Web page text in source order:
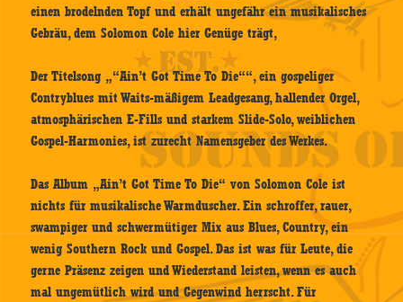
einen brodelnden Topf und erhält ungefähr ein musikalisches
Gebräu, dem Solomon Cole hier Genüge trägt,
Der Titelsong „“Ain’t Got Time To Die““, ein gospeliger
Contryblues mit Waits-mäßigem Leadgesang, hallender Orgel,
atmosphärischen E-Fills und starkem Slide-Solo, weiblichen
Gospel-Harmonies, ist zurecht Namensgeber des Werkes.
Das Album „Ain’t Got Time To Die“ von Solomon Cole ist
nichts für musikalische Warmduscher. Ein schroffer, rauer,
swampiger und schwermütiger Mix aus Blues, Country, ein
wenig Southern Rock und Gospel. Das ist was für Leute, die
gerne Präsenz zeigen und Wiederstand leisten, wenn es auch
mal ungemütlich wird und Gegenwind herrscht. Für